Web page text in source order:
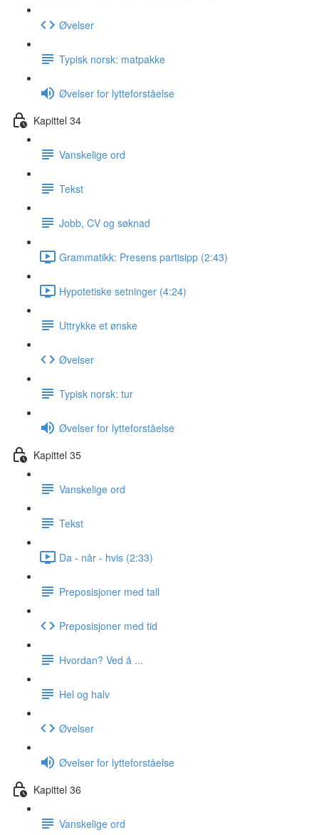
Øvelser
Typisk norsk: matpakke
Øvelser for lytteforståelse
Kapittel 34
Vanskelige ord
Tekst
Jobb, CV og søknad
Grammatikk: Presens partisipp (2:43)
Hypotetiske setninger (4:24)
Uttrykke et ønske
Øvelser
Typisk norsk: tur
Øvelser for lytteforståelse
Kapittel 35
Vanskelige ord
Tekst
Da - når - hvis (2:33)
Preposisjoner med tall
Preposisjoner med tid
Hvordan? Ved å ...
Hel og halv
Øvelser
Øvelser for lytteforståelse
Kapittel 36
Vanskelige ord